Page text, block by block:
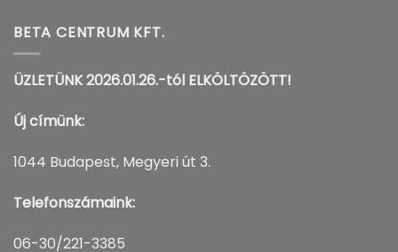
BETA CENTRUM KFT.
ÜZLETÜNK 2026.01.26.-tól ELKÖLTÖZÖTT!
Új címünk:
1044 Budapest, Megyeri út 3.
Telefonszámaink:
06-30/221-3385